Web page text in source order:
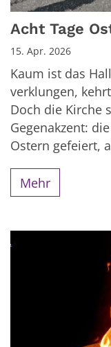
Acht Tage
15. Apr. 2026
Kaum ist das
verklungen,
Doch die Kirche
Gegenakzent:
Ostern gefeiert,
Mehr